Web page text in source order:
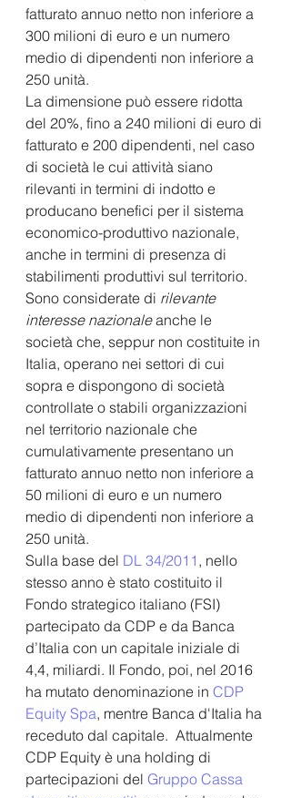
fatturato annuo netto non inferiore a
300 milioni di euro e un numero
medio di dipendenti non inferiore a
250 unità.
La dimensione può essere ridotta
del 20%, fino a 240 milioni di euro di
fatturato e 200 dipendenti, nel caso
di società le cui attività siano
rilevanti in termini di indotto e
producano benefici per il sistema
economico-produttivo nazionale,
anche in termini di presenza di
stabilimenti produttivi sul territorio.
Sono considerate di rilevante
interesse nazionale anche le
società che, seppur non costituite in
Italia, operano nei settori di cui
sopra e dispongono di società
controllate o stabili organizzazioni
nel territorio nazionale che
cumulativamente presentano un
fatturato annuo netto non inferiore a
50 milioni di euro e un numero
medio di dipendenti non inferiore a
250 unità.
Sulla base del DL 34/2011 , nello
stesso anno è stato costituito il
Fondo strategico italiano (FSI)
partecipato da CDP e da Banca
d’Italia con un capitale iniziale di
4,4, miliardi. Il Fondo, poi, nel 2016
ha mutato denominazione in CDP
Equity Spa, mentre Banca d'Italia ha
receduto dal capitale.  Attualmente
CDP Equity è una holding di
partecipazioni del Gruppo Cassa